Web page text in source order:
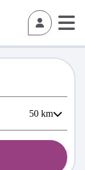
50 km